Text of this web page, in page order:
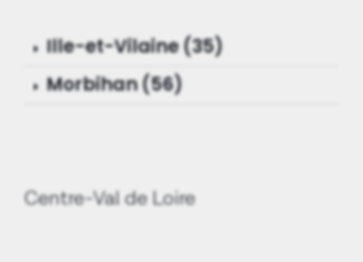
Ille-et-Vilaine (35)
Morbihan (56)
Centre-Val de Loire